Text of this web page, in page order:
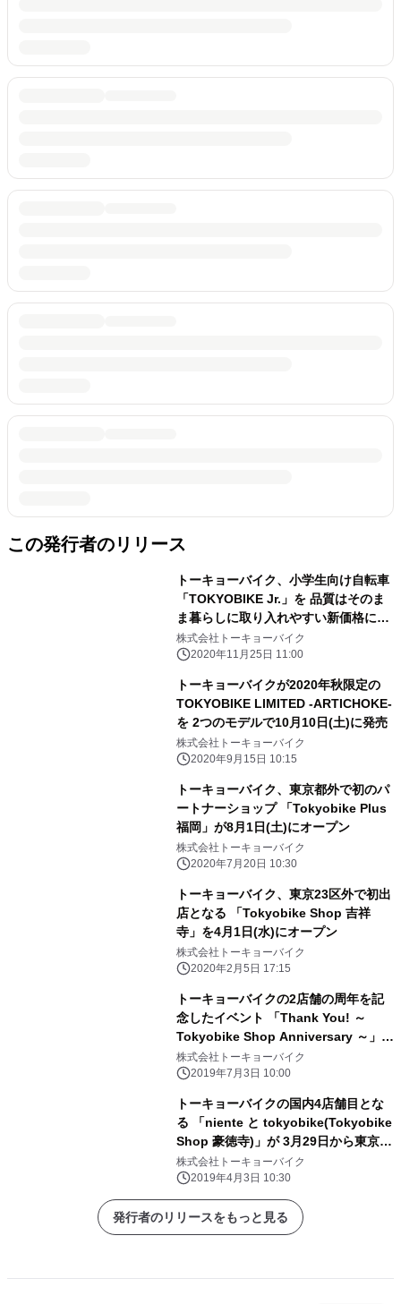
この発行者のリリース
トーキョーバイク、小学生向け自転車
「TOKYOBIKE Jr.」を 品質はそのま
ま暮らしに取り入れやすい新価格に見
直し
株式会社トーキョーバイク
2020年11月25日 11:00
トーキョーバイクが2020年秋限定の
TOKYOBIKE LIMITED -ARTICHOKE-
を 2つのモデルで10月10日(土)に発売
株式会社トーキョーバイク
2020年9月15日 10:15
トーキョーバイク、東京都外で初のパ
ートナーショップ 「Tokyobike Plus
福岡」が8月1日(土)にオープン
株式会社トーキョーバイク
2020年7月20日 10:30
トーキョーバイク、東京23区外で初出
店となる 「Tokyobike Shop 吉祥
寺」を4月1日(水)にオープン
株式会社トーキョーバイク
2020年2月5日 17:15
トーキョーバイクの2店舗の周年を記
念したイベント 「Thank You! ～
Tokyobike Shop Anniversary ～」を
7月6日(土)から開催
株式会社トーキョーバイク
2019年7月3日 10:00
トーキョーバイクの国内4店舗目とな
る 「niente と tokyobike(Tokyobike
Shop 豪徳寺)」が 3月29日から東京都
世田谷区にオープン！
株式会社トーキョーバイク
2019年4月3日 10:30
発行者のリリースをもっと見る